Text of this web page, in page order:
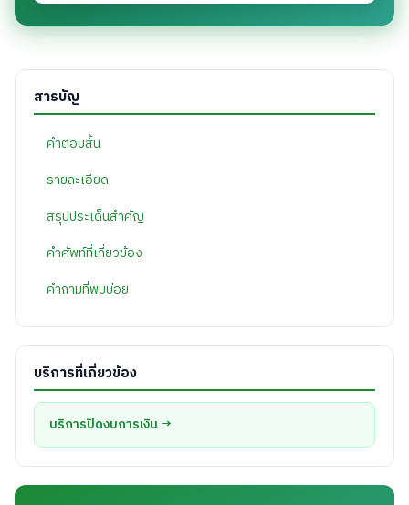
สารบัญ
คำตอบสั้น
รายละเอียด
สรุปประเด็นสำคัญ
คำศัพท์ที่เกี่ยวข้อง
คำถามที่พบบ่อย
บริการที่เกี่ยวข้อง
บริการปิดงบการเงิน →